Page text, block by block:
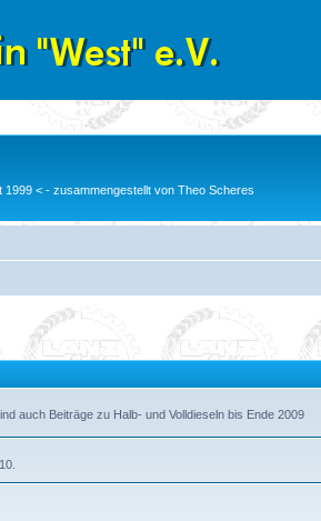
< - zusammengestellt von Theo Scheres
auch Beiträge zu Halb- und Volldieseln bis Ende 2009